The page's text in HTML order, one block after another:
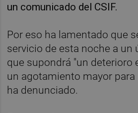
un comunicado del CSIF.
Por eso ha lamentado que
servicio de esta noche a un
que supondrá "un deterioro
un agotamiento mayor para
ha denunciado.